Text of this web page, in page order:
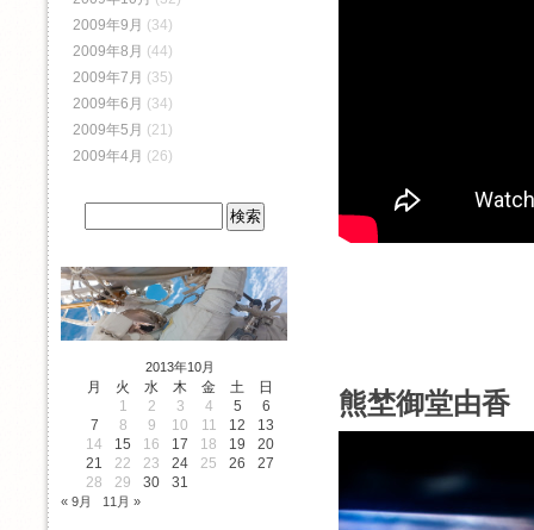
熊埜御堂由香
2009年9月 (34)
2009年8月 (44)
2009年7月 (35)
2009年6月 (34)
2009年5月 (21)
2009年4月 (26)
2013年10月
月 火 水 木 金 土
日
1
2 3 4 5
6
7
8 9 10 11 12
13
14
15 16 17 18 19
20
21
22 23 24 25 26
27
28
29 30 31
« 9月 11月 »